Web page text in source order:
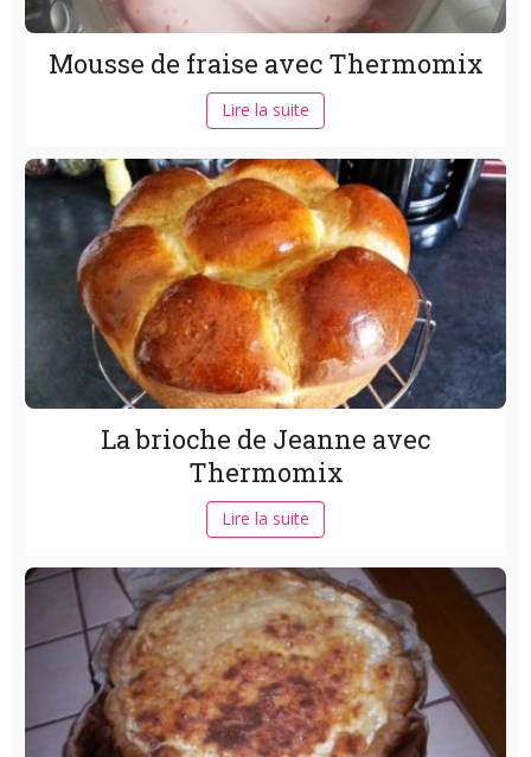
Mousse de fraise avec Thermomix
Lire la suite
La brioche de Jeanne avec
Thermomix
Lire la suite